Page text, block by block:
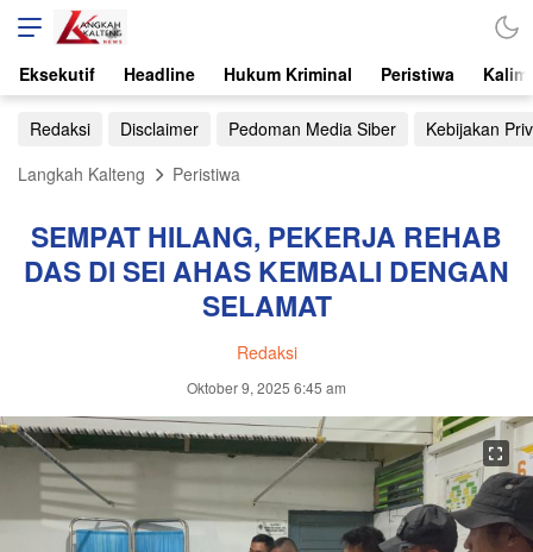
Eksekutif Headline Hukum Kriminal Peristiwa
Redaksi Disclaimer Pedoman Media Siber
Kebijakan
Langkah Kalteng
Peristiwa
SEMPAT HILANG, PEKERJA REHAB
DAS DI SEI AHAS KEMBALI DENGAN
SELAMAT
Redaksi
Oktober 9, 2025 6:45 am